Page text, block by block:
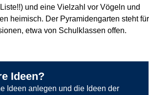
und eine Vielzahl vor Vögeln und
heimisch. Der Pyramidengarten steht für
etwa von Schulklassen offen.
Ideen?
Ideen anlegen und die Ideen der